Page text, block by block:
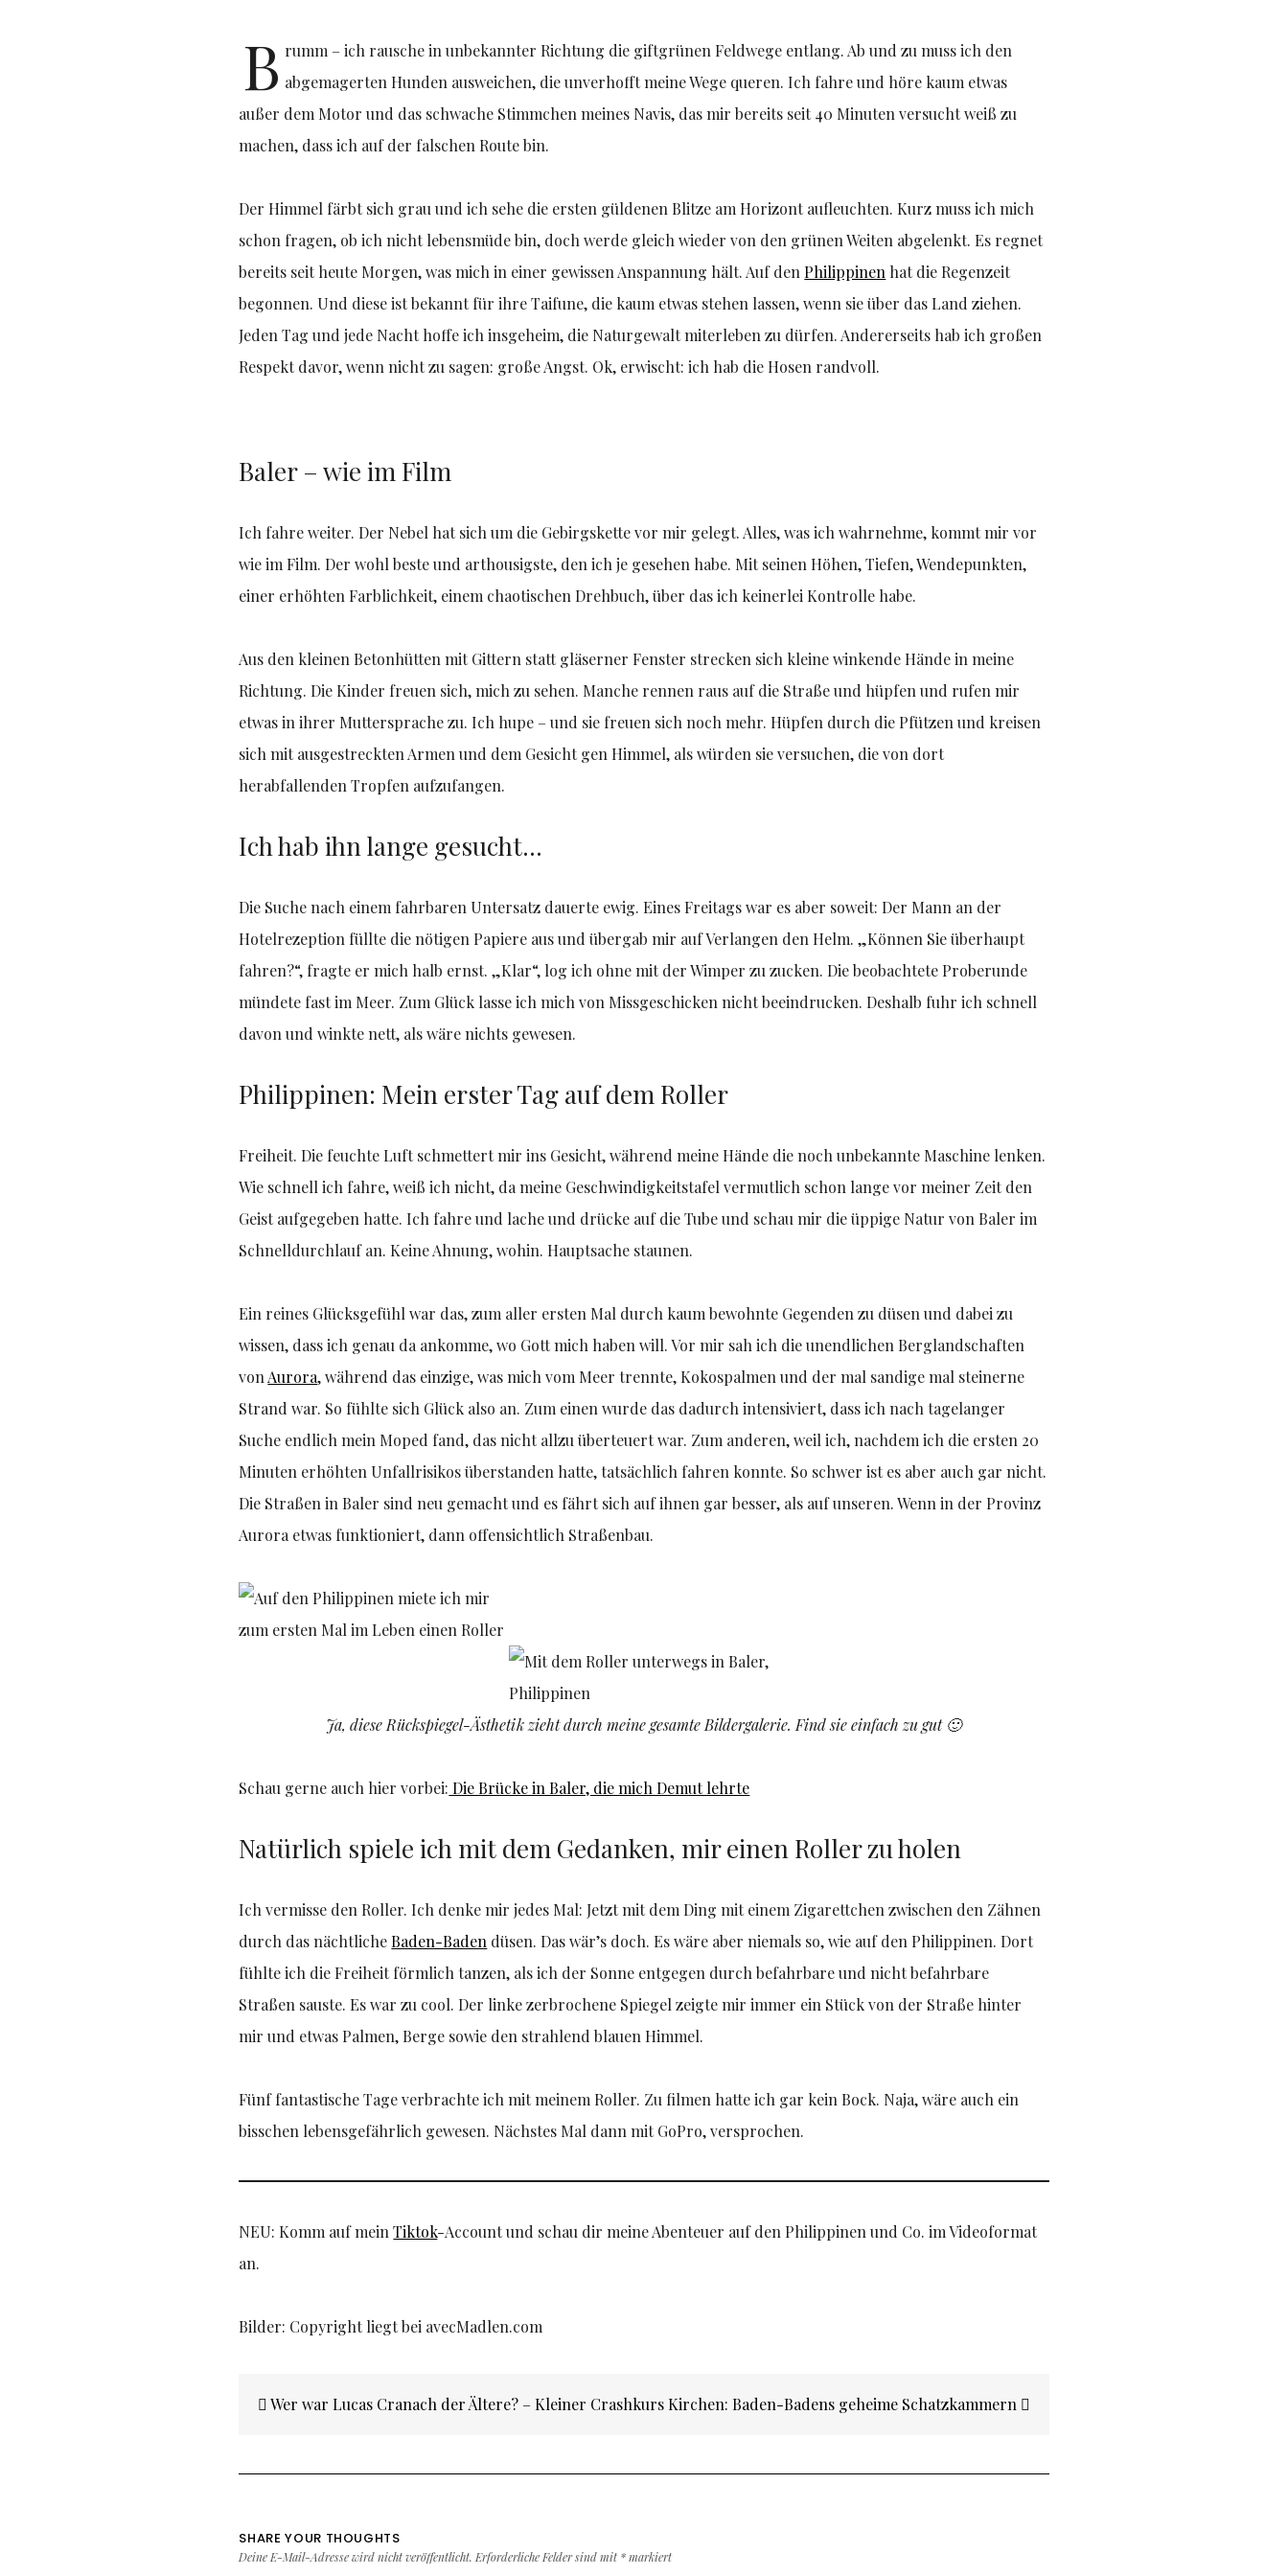
B rumm – ich rausche in unbekannter Richtung die giftgrünen Feldwege entlang. Ab und zu muss ich den
abgemagerten Hunden ausweichen, die unverhofft meine Wege queren. Ich fahre und höre kaum etwas
außer dem Motor und das schwache Stimmchen meines Navis, das mir bereits seit 40 Minuten versucht weiß zu
machen, dass ich auf der falschen Route bin.
Der Himmel färbt sich grau und ich sehe die ersten güldenen Blitze am Horizont aufleuchten. Kurz muss ich mich
schon fragen, ob ich nicht lebensmüde bin, doch werde gleich wieder von den grünen Weiten abgelenkt. Es regnet
bereits seit heute Morgen, was mich in einer gewissen Anspannung hält. Auf den Philippinen hat die Regenzeit
begonnen. Und diese ist bekannt für ihre Taifune, die kaum etwas stehen lassen, wenn sie über das Land ziehen.
Jeden Tag und jede Nacht hoffe ich insgeheim, die Naturgewalt miterleben zu dürfen. Andererseits hab ich großen
Respekt davor, wenn nicht zu sagen: große Angst. Ok, erwischt: ich hab die Hosen randvoll.
Baler – wie im Film
Ich fahre weiter. Der Nebel hat sich um die Gebirgskette vor mir gelegt. Alles, was ich wahrnehme, kommt mir vor
wie im Film. Der wohl beste und arthousigste, den ich je gesehen habe. Mit seinen Höhen, Tiefen, Wendepunkten,
einer erhöhten Farblichkeit, einem chaotischen Drehbuch, über das ich keinerlei Kontrolle habe.
Aus den kleinen Betonhütten mit Gittern statt gläserner Fenster strecken sich kleine winkende Hände in meine
Richtung. Die Kinder freuen sich, mich zu sehen. Manche rennen raus auf die Straße und hüpfen und rufen mir
etwas in ihrer Muttersprache zu. Ich hupe – und sie freuen sich noch mehr. Hüpfen durch die Pfützen und kreisen
sich mit ausgestreckten Armen und dem Gesicht gen Himmel, als würden sie versuchen, die von dort
herabfallenden Tropfen aufzufangen.
Ich hab ihn lange gesucht…
Die Suche nach einem fahrbaren Untersatz dauerte ewig. Eines Freitags war es aber soweit: Der Mann an der
Hotelrezeption füllte die nötigen Papiere aus und übergab mir auf Verlangen den Helm. „Können Sie überhaupt
fahren?“, fragte er mich halb ernst. „Klar“, log ich ohne mit der Wimper zu zucken. Die beobachtete Proberunde
mündete fast im Meer. Zum Glück lasse ich mich von Missgeschicken nicht beeindrucken. Deshalb fuhr ich schnell
davon und winkte nett, als wäre nichts gewesen.
Philippinen: Mein erster Tag auf dem Roller
Freiheit. Die feuchte Luft schmettert mir ins Gesicht, während meine Hände die noch unbekannte Maschine lenken.
Wie schnell ich fahre, weiß ich nicht, da meine Geschwindigkeitstafel vermutlich schon lange vor meiner Zeit den
Geist aufgegeben hatte. Ich fahre und lache und drücke auf die Tube und schau mir die üppige Natur von Baler im
Schnelldurchlauf an. Keine Ahnung, wohin. Hauptsache staunen.
Ein reines Glücksgefühl war das, zum aller ersten Mal durch kaum bewohnte Gegenden zu düsen und dabei zu
wissen, dass ich genau da ankomme, wo Gott mich haben will. Vor mir sah ich die unendlichen Berglandschaften
von Aurora, während das einzige, was mich vom Meer trennte, Kokospalmen und der mal sandige mal steinerne
Strand war. So fühlte sich Glück also an. Zum einen wurde das dadurch intensiviert, dass ich nach tagelanger
Suche endlich mein Moped fand, das nicht allzu überteuert war. Zum anderen, weil ich, nachdem ich die ersten 20
Minuten erhöhten Unfallrisikos überstanden hatte, tatsächlich fahren konnte. So schwer ist es aber auch gar nicht.
Die Straßen in Baler sind neu gemacht und es fährt sich auf ihnen gar besser, als auf unseren. Wenn in der Provinz
Aurora etwas funktioniert, dann offensichtlich Straßenbau.
Ja, diese Rückspiegel-Ästhetik zieht durch meine gesamte Bildergalerie. Find sie einfach zu gut 🙂
Schau gerne auch hier vorbei: Die Brücke in Baler, die mich Demut lehrte
Natürlich spiele ich mit dem Gedanken, mir einen Roller zu holen
Ich vermisse den Roller. Ich denke mir jedes Mal: Jetzt mit dem Ding mit einem Zigarettchen zwischen den Zähnen
durch das nächtlicheBaden-Baden düsen. Das wär’s doch. Es wäre aber niemals so, wie auf den Philippinen. Dort
fühlte ich die Freiheit förmlich tanzen, als ich der Sonne entgegen durch befahrbare und nicht befahrbare
Straßen sauste. Es war zu cool. Der linke zerbrochene Spiegel zeigte mir immer ein Stück von der Straße hinter
mir und etwas Palmen, Berge sowie den strahlend blauen Himmel.
Fünf fantastische Tage verbrachte ich mit meinem Roller. Zu filmen hatte ich gar kein Bock. Naja, wäre auch ein
bisschen lebensgefährlich gewesen. Nächstes Mal dann mit GoPro, versprochen.
NEU: Komm auf meinTiktok-Account und schau dir meine Abenteuer auf den Philippinen und Co. im Videoformat
an.
Bilder: Copyright liegt bei avecMadlen.com
Wer war Lucas Cranach der Ältere? – Kleiner CrashkursKirchen: Baden-Badens geheime Schatzkammern
SHARE YOUR THOUGHTS
Deine E-Mail-Adresse wird nicht veröffentlicht. Erforderliche Felder sind mit *markiert